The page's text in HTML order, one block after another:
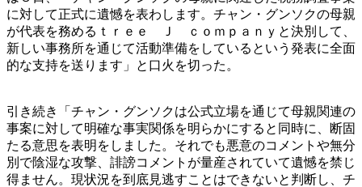
に対して正式に遺憾を表わします。チャン・グンソクの母親
が代表を務めるｔｒｅｅ Ｊ ｃｏｍｐａｎｙと決別して、
新しい事務所を通じて活動準備をしているという発表に全面
的な支持を送ります」と口火を切った。
引き続き「チャン・グンソクは公式立場を通じて母親関連の
事案に対して明確な事実関係を明らかにすると同時に、断固
たる意思を表明をしました。それでも悪意のコメントや無分
別で陰湿な攻撃、誹謗コメントが量産されていて遺憾を禁じ
得ません。現状況を到底見逃すことはできないと判断し、チ